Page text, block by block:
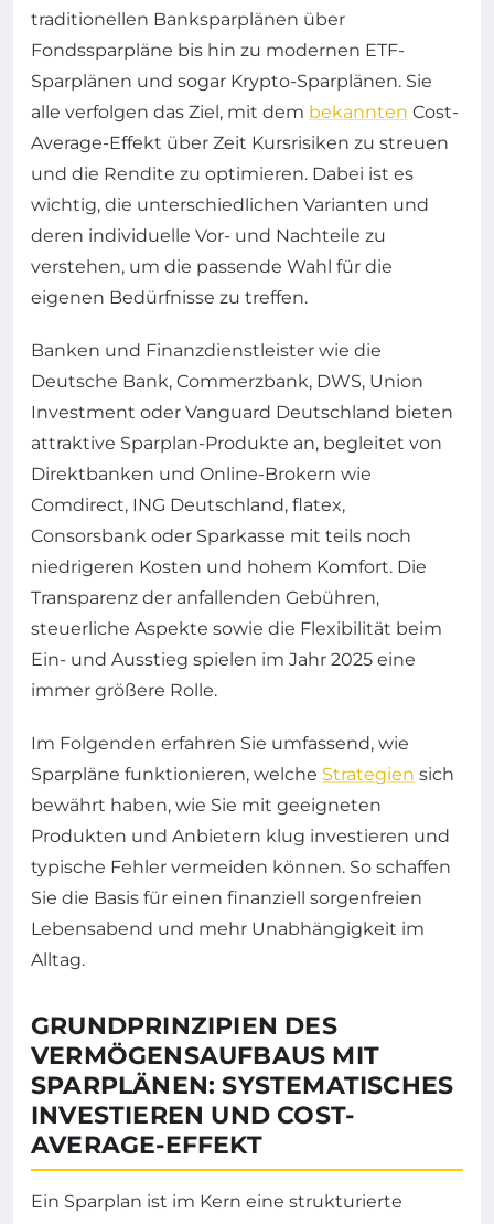
traditionellen Banksparplänen über
Fondssparpläne bis hin zu modernen ETF-
Sparplänen und sogar Krypto-Sparplänen. Sie
alle verfolgen das Ziel, mit dem bekannten Cost-
Average-Effekt über Zeit Kursrisiken zu streuen
und die Rendite zu optimieren. Dabei ist es
wichtig, die unterschiedlichen Varianten und
deren individuelle Vor- und Nachteile zu
verstehen, um die passende Wahl für die
eigenen Bedürfnisse zu treffen.
Banken und Finanzdienstleister wie die
Deutsche Bank, Commerzbank, DWS, Union
Investment oder Vanguard Deutschland bieten
attraktive Sparplan-Produkte an, begleitet von
Direktbanken und Online-Brokern wie
Comdirect, ING Deutschland, flatex,
Consorsbank oder Sparkasse mit teils noch
niedrigeren Kosten und hohem Komfort. Die
Transparenz der anfallenden Gebühren,
steuerliche Aspekte sowie die Flexibilität beim
Ein- und Ausstieg spielen im Jahr 2025 eine
immer größere Rolle.
Im Folgenden erfahren Sie umfassend, wie
Sparpläne funktionieren, welche Strategien sich
bewährt haben, wie Sie mit geeigneten
Produkten und Anbietern klug investieren und
typische Fehler vermeiden können. So schaffen
Sie die Basis für einen finanziell sorgenfreien
Lebensabend und mehr Unabhängigkeit im
Alltag.
GRUNDPRINZIPIEN DES
VERMÖGENSAUFBAUS MIT
SPARPLÄNEN: SYSTEMATISCHES
INVESTIEREN UND COST-
AVERAGE-EFFEKT
Ein Sparplan ist im Kern eine strukturierte